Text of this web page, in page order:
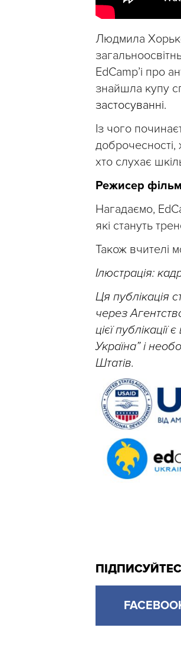
Людмила
EdCamp’і про
знайшла купу
застосуванні.
Із чого
доброчесності,
хто слухає
Режисер
Нагадаємо,
які стануть
Також вчителі
Ілюстрація:
Ця публікація
через
цієї
Україна” і
Штатів.